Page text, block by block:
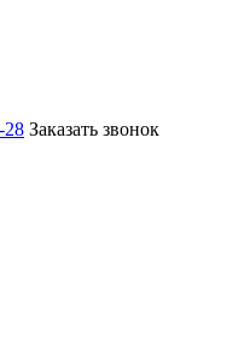
28 Заказать звонок